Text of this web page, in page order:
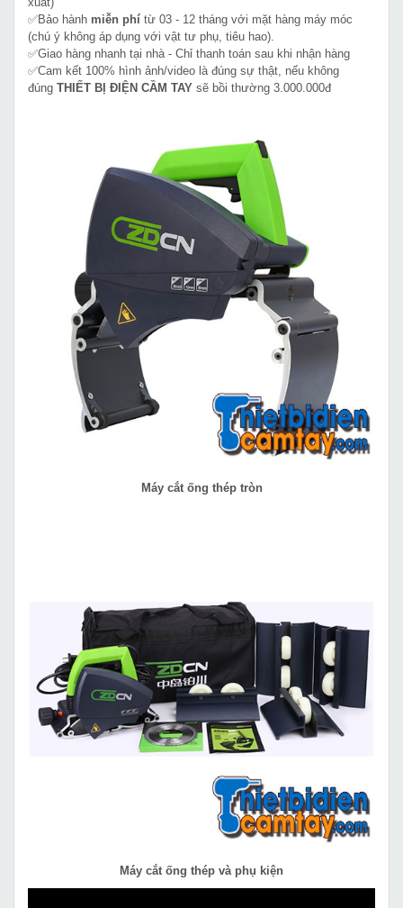
✅Bảo hành miễn phí từ 03 - 12 tháng với mặt hàng máy móc
(chú ý không áp dụng với vật tư phụ, tiêu hao).
✅Giao hàng nhanh tại nhà - Chỉ thanh toán sau khi nhận hàng
✅Cam kết 100% hình ảnh/video là đúng sự thật, nếu không
đúng THIẾT BỊ ĐIỆN CẦM TAY sẽ bồi thường 3.000.000đ
Máy cắt ống thép tròn
Máy cắt ống thép và phụ kiện